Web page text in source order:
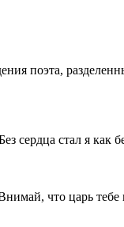
поэта,
сердца стал я
что царь тебе